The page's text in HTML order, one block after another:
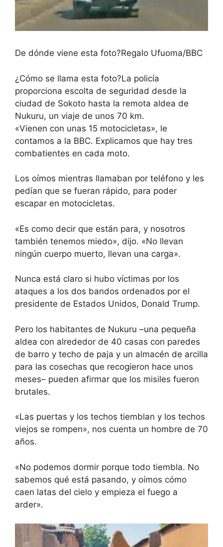
De dónde viene esta foto?Regalo Ufuoma/BBC
¿Cómo se llama esta foto?La policía
proporciona escolta de seguridad desde la
ciudad de Sokoto hasta la remota aldea de
Nukuru, un viaje de unos 70 km.
«Vienen con unas 15 motocicletas», le
contamos a la BBC. Explicamos que hay tres
combatientes en cada moto.
Los oímos mientras llamaban por teléfono y les
pedían que se fueran rápido, para poder
escapar en motocicletas.
«Es como decir que están para, y nosotros
también tenemos miedo», dijo. «No llevan
ningún cuerpo muerto, llevan una carga».
Nunca está claro si hubo víctimas por los
ataques a los dos bandos ordenados por el
presidente de Estados Unidos, Donald Trump.
Pero los habitantes de Nukuru –una pequeña
aldea con alrededor de 40 casas con paredes
de barro y techo de paja y un almacén de arcilla
para las cosechas que recogieron hace unos
meses– pueden afirmar que los misiles fueron
brutales.
«Las puertas y los techos tiemblan y los techos
viejos se rompen», nos cuenta un hombre de 70
años.
«No podemos dormir porque todo tiembla. No
sabemos qué está pasando, y oímos cómo
caen latas del cielo y empieza el fuego a
arder».